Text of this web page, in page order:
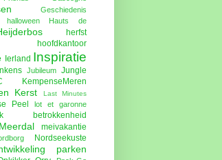
Geschiedenis
halloween
Hauts de
herfst
hoofdkantoor
Ierland Inspiratie
Jubileum
Jungle
KempenseMeren
Kerst Last Minutes
Peel lot et garonne
betrokkenheid
Meerdal
meivakantie
Nordseekuste
parken